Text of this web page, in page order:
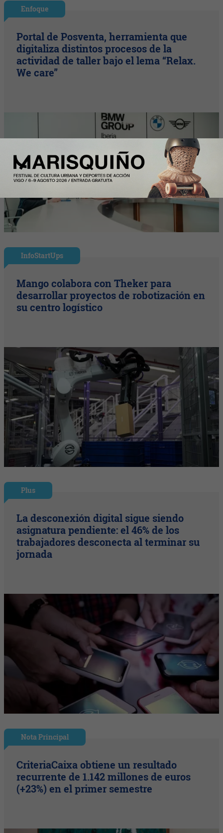
Enfoque
Portal de Posventa, herramienta que
digitaliza distintos procesos de la
actividad de taller bajo el lema “Relax.
We care”
InfoStartUps
Mango colabora con Theker para
desarrollar proyectos de robotización en
su centro logístico
Plus
La desconexión digital sigue siendo
asignatura pendiente: el 46% de los
trabajadores desconecta al terminar su
jornada
Nota Principal
CriteriaCaixa obtiene un resultado
recurrente de 1.142 millones de euros
(+23%) en el primer semestre